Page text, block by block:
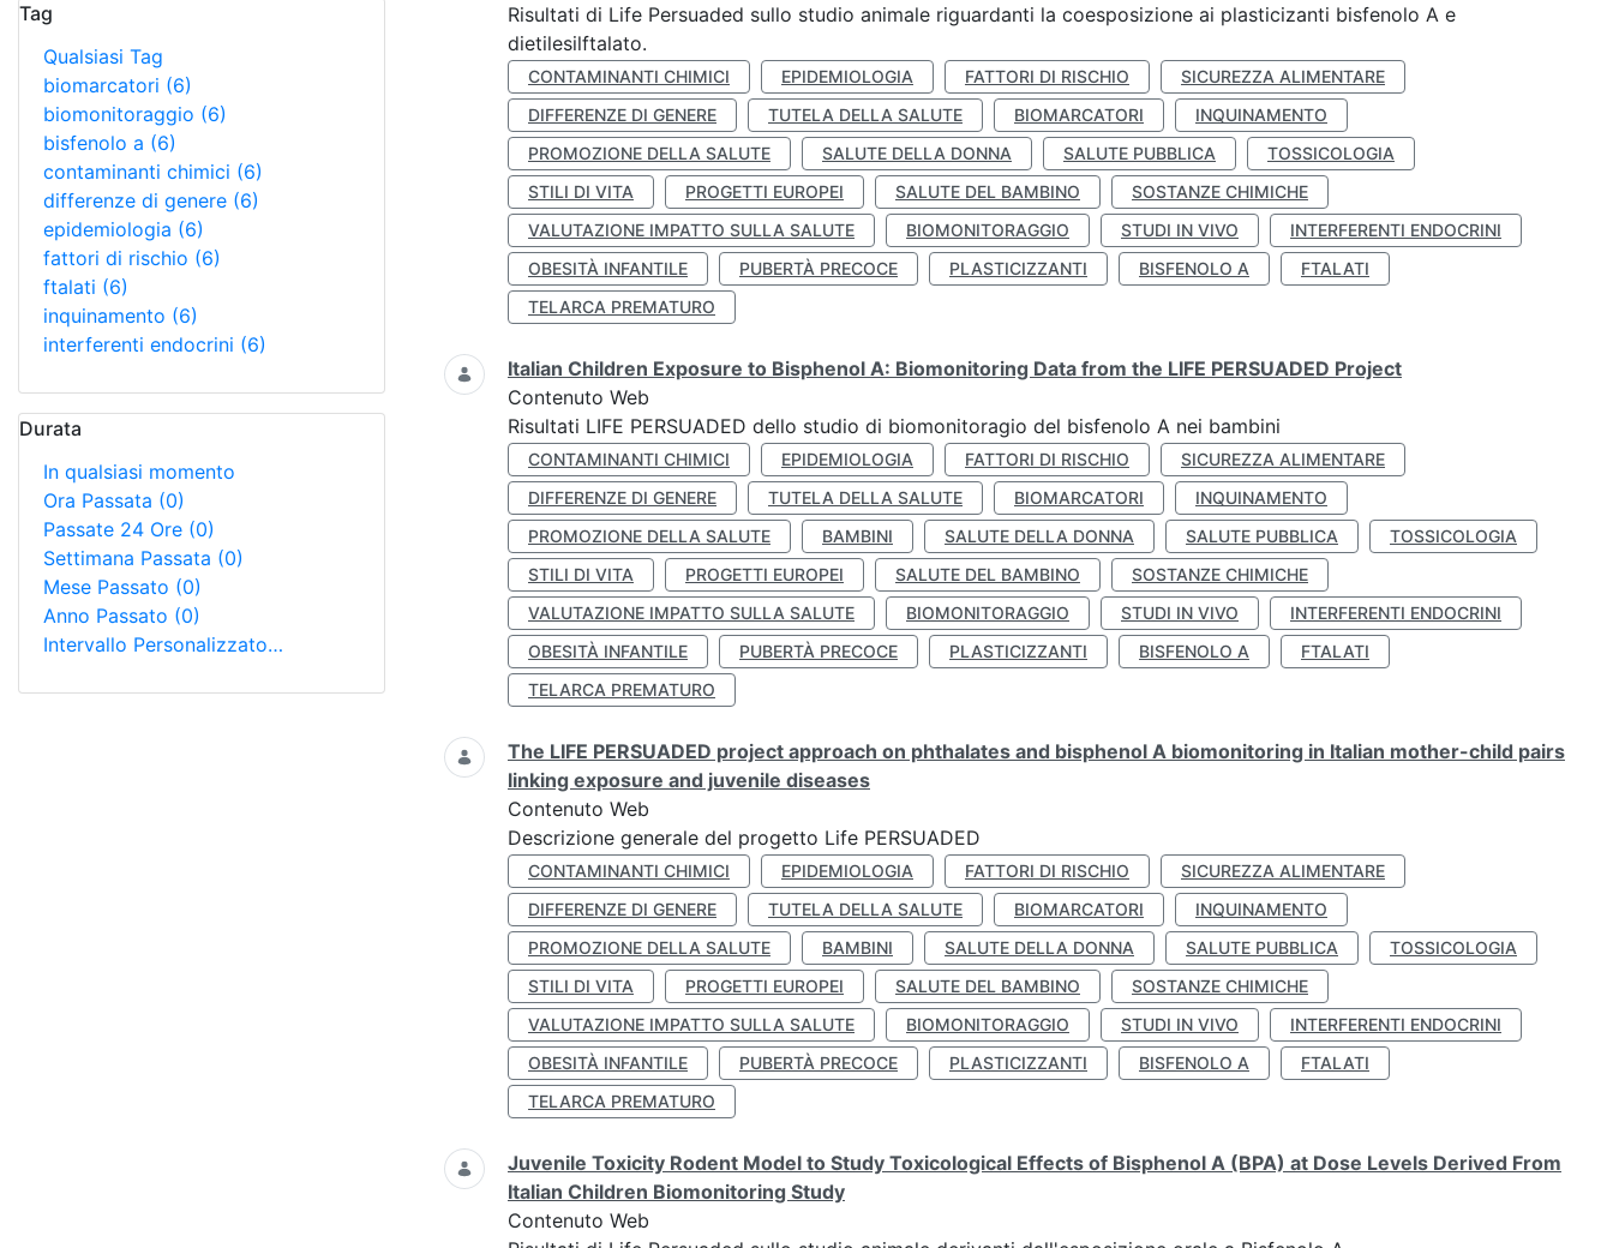
Tag
Qualsiasi Tag
biomarcatori (6)
biomonitoraggio (6)
bisfenolo a (6)
contaminanti chimici (6)
differenze di genere (6)
epidemiologia (6)
fattori di rischio (6)
ftalati (6)
inquinamento (6)
interferenti endocrini (6)
Durata
In qualsiasi momento
Ora Passata (0)
Passate 24 Ore (0)
Settimana Passata (0)
Mese Passato (0)
Anno Passato (0)
Intervallo Personalizzato…
Risultati di Life Persuaded sullo studio animale riguardanti la coesposizione ai plasticizanti bisfenolo A e
dietilesilftalato.
CONTAMINANTI CHIMICI EPIDEMIOLOGIA FATTORI DI RISCHIO
SICUREZZA ALIMENTARE
DIFFERENZE DI GENERE
TUTELA DELLA SALUTE BIOMARCATORI
INQUINAMENTO
PROMOZIONE DELLA SALUTE
SALUTE DELLA DONNA SALUTE PUBBLICA
TOSSICOLOGIA
STILI DI VITA
PROGETTI EUROPEI SALUTE DEL BAMBINO
SOSTANZE CHIMICHE
VALUTAZIONE IMPATTO SULLA SALUTE
BIOMONITORAGGIO STUDI IN VIVO
INTERFERENTI ENDOCRINI
OBESITÀ INFANTILE
PUBERTÀ PRECOCE PLASTICIZZANTI BISFENOLO A
FTALATI
TELARCA PREMATURO
Italian Children Exposure to Bisphenol A: Biomonitoring Data from the LIFE PERSUADED Project
Contenuto Web
Risultati LIFE PERSUADED dello studio di biomonitoragio del bisfenolo A nei bambini
CONTAMINANTI CHIMICI EPIDEMIOLOGIA FATTORI DI RISCHIO
SICUREZZA ALIMENTARE
DIFFERENZE DI GENERE
TUTELA DELLA SALUTE BIOMARCATORI
INQUINAMENTO
PROMOZIONE DELLA SALUTE
BAMBINI SALUTE DELLA DONNA SALUTE PUBBLICA
TOSSICOLOGIA
STILI DI VITA
PROGETTI EUROPEI SALUTE DEL BAMBINO
SOSTANZE CHIMICHE
VALUTAZIONE IMPATTO SULLA SALUTE
BIOMONITORAGGIO STUDI IN VIVO
INTERFERENTI ENDOCRINI
OBESITÀ INFANTILE
PUBERTÀ PRECOCE PLASTICIZZANTI BISFENOLO A
FTALATI
TELARCA PREMATURO
The LIFE PERSUADED project approach on phthalates and bisphenol A biomonitoring in Italian mother-child pairs
linking exposure and juvenile diseases
Contenuto Web
Descrizione generale del progetto Life PERSUADED
CONTAMINANTI CHIMICI EPIDEMIOLOGIA FATTORI DI RISCHIO
SICUREZZA ALIMENTARE
DIFFERENZE DI GENERE
TUTELA DELLA SALUTE BIOMARCATORI
INQUINAMENTO
PROMOZIONE DELLA SALUTE
BAMBINI SALUTE DELLA DONNA SALUTE PUBBLICA
TOSSICOLOGIA
STILI DI VITA
PROGETTI EUROPEI SALUTE DEL BAMBINO
SOSTANZE CHIMICHE
VALUTAZIONE IMPATTO SULLA SALUTE
BIOMONITORAGGIO STUDI IN VIVO
INTERFERENTI ENDOCRINI
OBESITÀ INFANTILE
PUBERTÀ PRECOCE PLASTICIZZANTI BISFENOLO A
FTALATI
TELARCA PREMATURO
Juvenile Toxicity Rodent Model to Study Toxicological Effects of Bisphenol A (BPA) at Dose Levels Derived From
Italian Children Biomonitoring Study
Contenuto Web